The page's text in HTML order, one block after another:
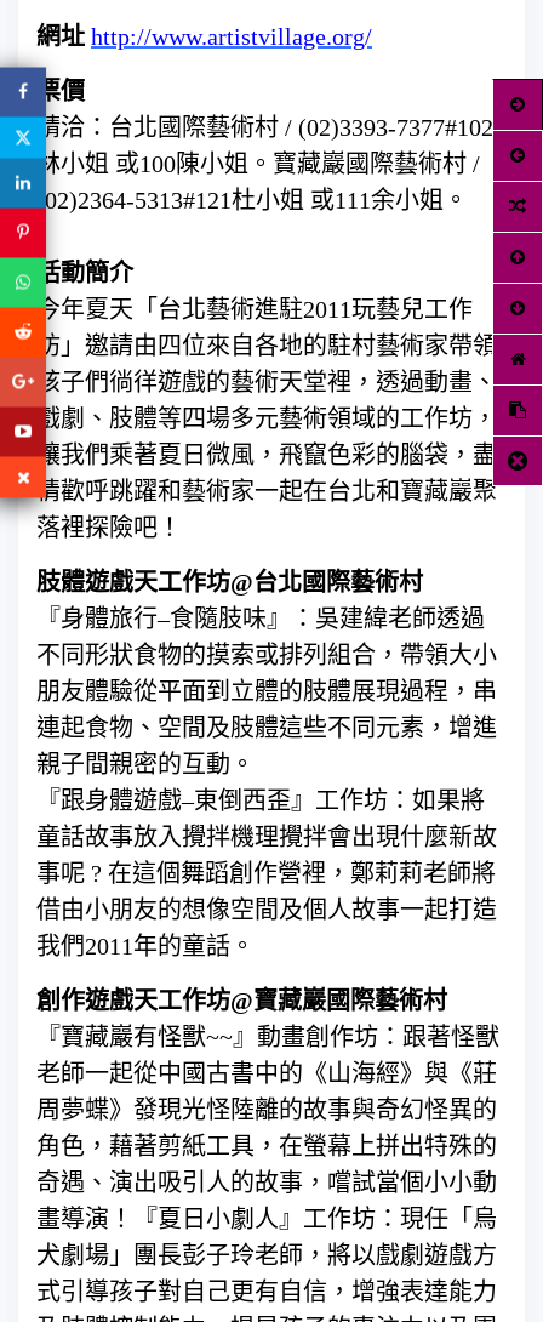
網址 http://www.artistvillage.org/
票價
請洽：台北國際藝術村 / (02)3393-7377#102
林小姐 或100陳小姐。寶藏巖國際藝術村 /
(02)2364-5313#121杜小姐 或111余小姐。
活動簡介
今年夏天「台北藝術進駐2011玩藝兒工作
坊」邀請由四位來自各地的駐村藝術家帶領
孩子們徜徉遊戲的藝術天堂裡，透過動畫、
戲劇、肢體等四場多元藝術領域的工作坊，
讓我們乘著夏日微風，飛竄色彩的腦袋，盡
情歡呼跳躍和藝術家一起在台北和寶藏巖聚
落裡探險吧！
肢體遊戲天工作坊@台北國際藝術村
『身體旅行–食隨肢味』：吳建緯老師透過
不同形狀食物的摸索或排列組合，帶領大小
朋友體驗從平面到立體的肢體展現過程，串
連起食物、空間及肢體這些不同元素，增進
親子間親密的互動。
『跟身體遊戲–東倒西歪』工作坊：如果將
童話故事放入攪拌機理攪拌會出現什麼新故
事呢 ? 在這個舞蹈創作營裡，鄭莉莉老師將
借由小朋友的想像空間及個人故事一起打造
我們2011年的童話。
創作遊戲天工作坊@寶藏巖國際藝術村
『寶藏巖有怪獸~~』動畫創作坊：跟著怪獸
老師一起從中國古書中的《山海經》與《莊
周夢蝶》發現光怪陸離的故事與奇幻怪異的
角色，藉著剪紙工具，在螢幕上拼出特殊的
奇遇、演出吸引人的故事，嚐試當個小小動
畫導演！『夏日小劇人』工作坊：現任「烏
犬劇場」團長彭子玲老師，將以戲劇遊戲方
式引導孩子對自己更有自信，增強表達能力